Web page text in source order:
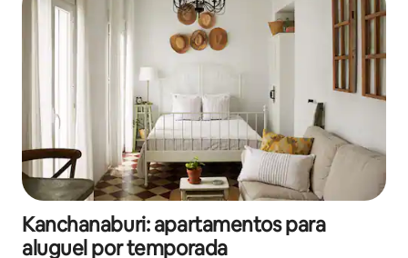
Kanchanaburi: apartamentos para
aluguel por temporada